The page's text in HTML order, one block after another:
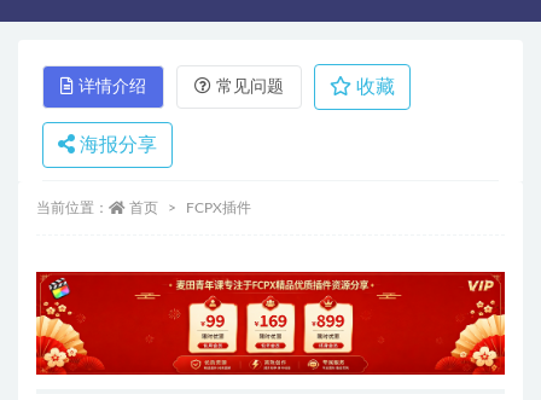
详情介绍 常见问题 收藏
海报分享
当前位置： 首页 FCPX插件